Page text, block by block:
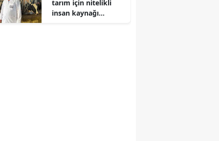
tarım için nitelikli
insan kaynağı